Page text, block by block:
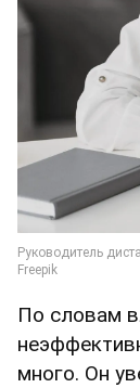
По словам
много. Он